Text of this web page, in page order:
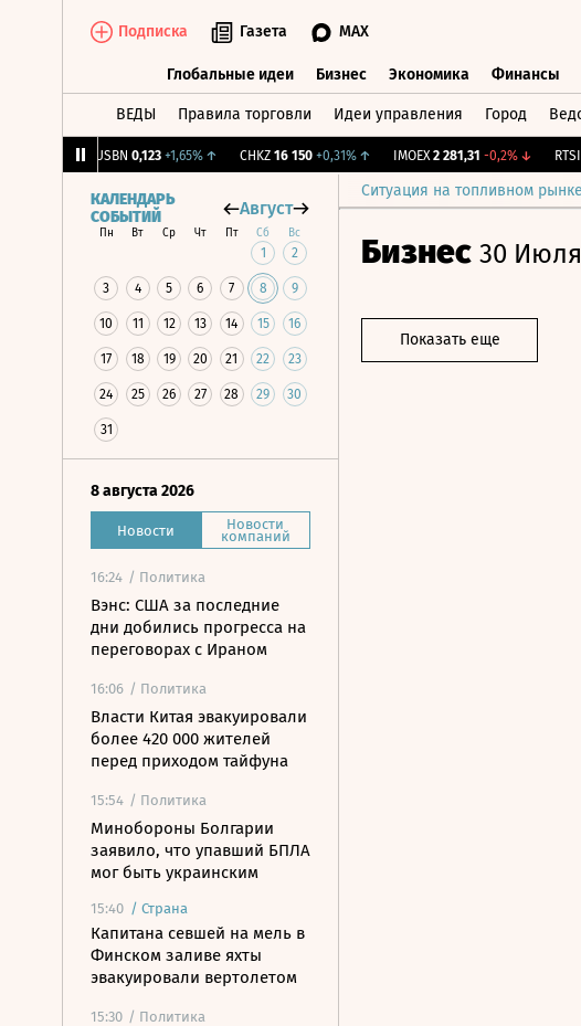
Подписка Газета MAX
Глобальные идеи Бизнес Экономика Финансы
ВЕДЫ Правила торговли Идеи управления Город
USBN 0,123 +1,65%↑ CHKZ 16 150 +0,31%↑ IMOEX 2 281,31 -0,2%↓ RTSI
Ситуация на топливном
КАЛЕНДАРЬ
СОБЫТИЙ
Август
Пн Вт Ср Чт Пт Сб Вс
1 2
3 4 5 6 7 8 9
10 11 12 13 14 15 16
17 18 19 20 21 22 23
24 25 26 27 28 29 30
31
8 августа 2026
Новости Новости
компаний
16:24 / Политика
Вэнс: США за последние
дни добились прогресса на
переговорах с Ираном
16:06 / Политика
Власти Китая эвакуировали
более 420 000 жителей
перед приходом тайфуна
15:54 / Политика
Минобороны Болгарии
заявило, что упавший БПЛА
мог быть украинским
15:40 / Страна
Капитана севшей на мель в
Финском заливе яхты
эвакуировали вертолетом
15:30 / Политика
Бизнес 30
Показать еще